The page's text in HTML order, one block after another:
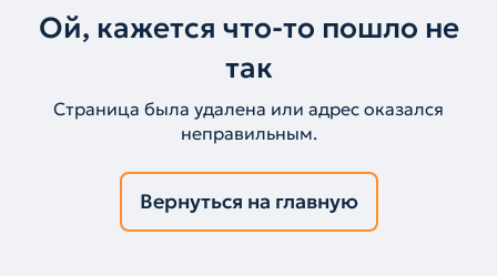
Ой, кажется что-то пошло не
так
Страница была удалена или адрес оказался
неправильным.
Вернуться на главную